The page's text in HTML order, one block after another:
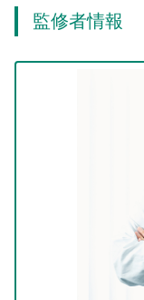
監修者情報